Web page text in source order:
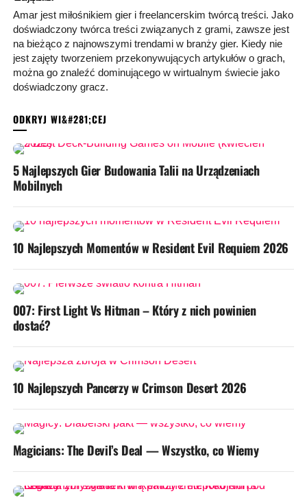
Amar jest miłośnikiem gier i freelancerskim twórcą treści. Jako
doświadczony twórca treści związanych z grami, zawsze jest
na bieżąco z najnowszymi trendami w branży gier. Kiedy nie
jest zajęty tworzeniem przekonywujących artykułów o grach,
można go znaleźć dominującego w wirtualnym świecie jako
doświadczony gracz.
5 Najlepszych Gier Budowania Talii na Urządzeniach
Mobilnych
10 Najlepszych Momentów w Resident Evil Requiem 2026
007: First Light Vs Hitman – Który z nich powinien
dostać?
10 Najlepszych Pancerzy w Crimson Desert 2026
Magicians: The Devil’s Deal — Wszystko, co Wiemy